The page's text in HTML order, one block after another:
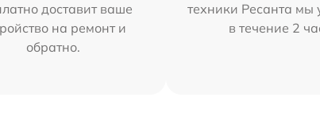
доставит ваше
на ремонт и
обратно.
техники Ресанта мы
в течение 2